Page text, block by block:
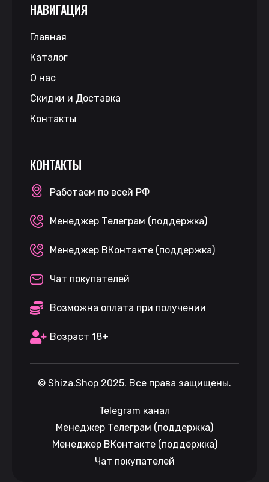
НАВИГАЦИЯ
Главная
Каталог
О нас
Скидки и Доставка
Контакты
КОНТАКТЫ
Работаем по всей РФ
Менеджер Телеграм (поддержка)
Менеджер ВКонтакте (поддержка)
Чат покупателей
Возможна оплата при получении
Возраст 18+
© Shiza.Shop 2025. Все права защищены.
Telegram канал
Менеджер Телеграм (поддержка)
Менеджер ВКонтакте (поддержка)
Чат покупателей